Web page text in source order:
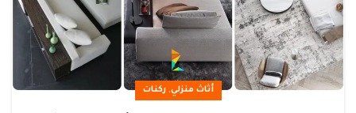
أثاث منزلي,ركنات